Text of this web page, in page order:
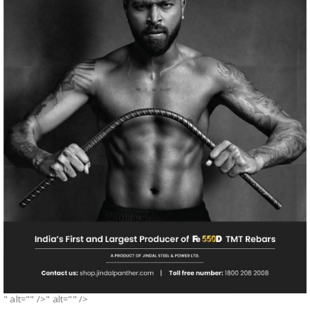
" alt="" />" alt="" />